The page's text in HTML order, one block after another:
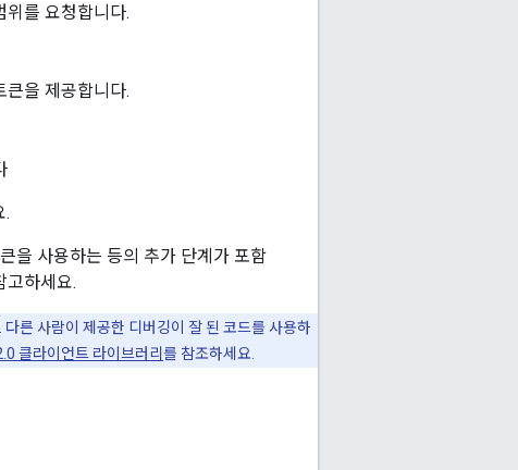
를 요청합니다.
을 제공합니다.
.
을 사용하는 등의 추가 단계가 포함
고하세요.
른 사람이 제공한 디버깅이 잘 된 코드를 사용하
클라이언트 라이브러리 를 참조하세요.